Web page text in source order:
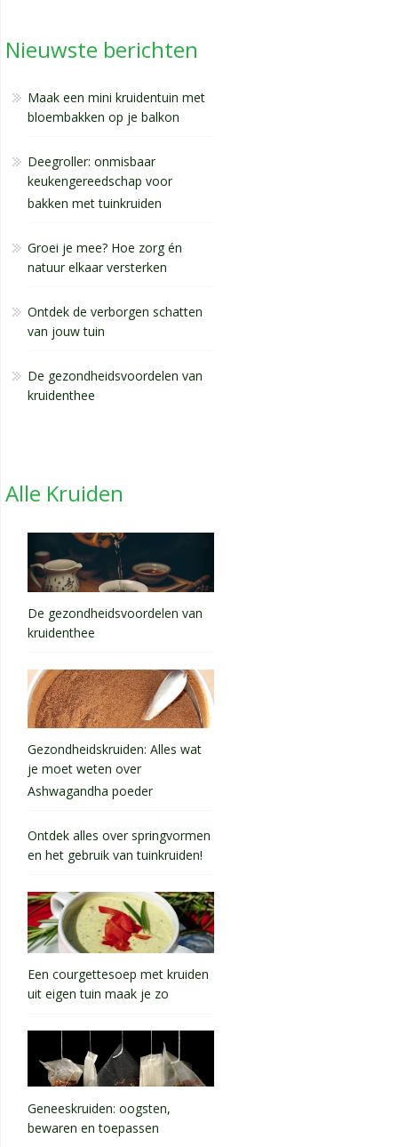
Nieuwste berichten
Maak een mini kruidentuin met
bloembakken op je balkon
Deegroller: onmisbaar
keukengereedschap voor
bakken met tuinkruiden
Groei je mee? Hoe zorg én
natuur elkaar versterken
Ontdek de verborgen schatten
van jouw tuin
De gezondheidsvoordelen van
kruidenthee
Alle Kruiden
De gezondheidsvoordelen van
kruidenthee
Gezondheidskruiden: Alles wat
je moet weten over
Ashwagandha poeder
Ontdek alles over springvormen
en het gebruik van tuinkruiden!
Een courgettesoep met kruiden
uit eigen tuin maak je zo
Geneeskruiden: oogsten,
bewaren en toepassen